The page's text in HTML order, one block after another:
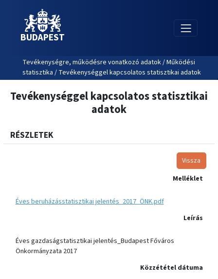
BUDAPEST
Tevékenységre, működésre vonatkozó adatok / Működési
statisztika / Tevékenységgel kapcsolatos statisztikai adatok
Tevékenységgel kapcsolatos statisztikai
adatok
RÉSZLETEK
Vissza
Melléklet
Éves beruházásstatisztikai jelentés_2017_ÖNK.pdf
Leírás
Éves gazdaságstatisztikai jelentés_Budapest Főváros
Önkormányzata 2017
Közzététel dátuma